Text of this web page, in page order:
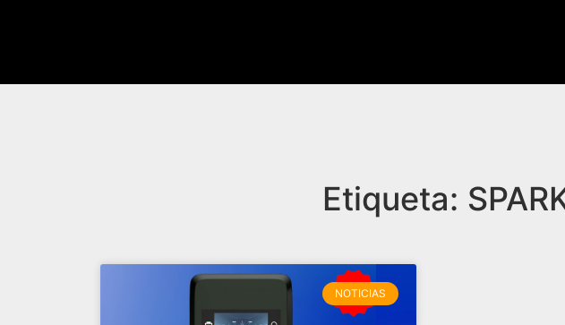
Etiqueta:
NOTICIAS